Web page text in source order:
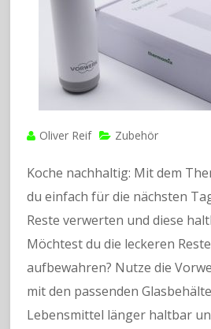
Oliver Reif Zubehör
Koche nachhaltig: Mit dem
du einfach für die nächsten
Reste verwerten und diese
Möchtest du die leckeren
aufbewahren? Nutze die
mit den passenden
Lebensmittel länger haltbar